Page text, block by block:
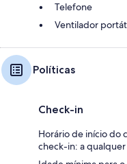
Telefone
Ventilador
Políticas
Check-in
Horário de início do
check-in: a